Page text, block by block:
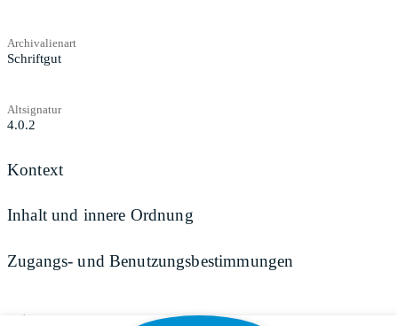
Archivalienart
Schriftgut
Altsignatur
4.0.2
Kontext
Inhalt und innere Ordnung
Zugangs- und Benutzungsbestimmungen
Teilen